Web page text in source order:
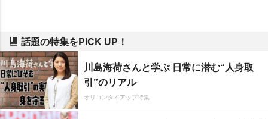
話題の特集をPICK UP！
川島海荷さんと学ぶ 日常に潜む“人身取
引”のリアル
オリコンタイアップ特集